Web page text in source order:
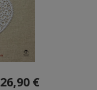
26,90 €